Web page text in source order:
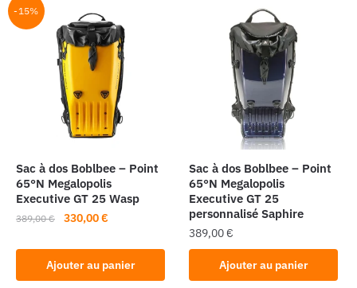
-15%
Sac à dos Boblbee – Point
65°N Megalopolis
Executive GT 25 Wasp
389,00€
Le
initial
était :
330,00€
actuel
est :
Ajouter au panier
Sac à dos Boblbee – Point
65°N Megalopolis
Executive GT 25
personnalisé Saphire
389,00€
Ajouter au panier